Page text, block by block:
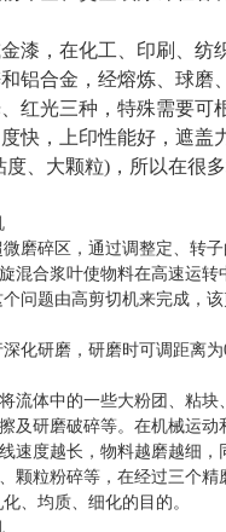
，在化工、印刷、纺
铝合金，经熔炼、球磨
红光三种，特殊需要可
快，上印性能好，遮盖
、大颗粒)，所以在很
磨碎区，通过调整定、转
合浆叶使物料在高速运
问题由高剪切机来完成，
化研磨，研磨时可调距离为
体中的一些大粉团、粘
及研磨破碎等。在机械运
速度越长，物料越磨越细
颗粒粉碎等，在经过三个
、均质、细化的目的。